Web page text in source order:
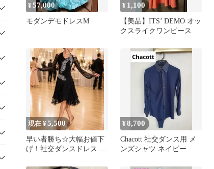
¥57,000
モダンデモドレスM
¥ 1,100
【美品】ITS’ DEMO オッ
クスライクワンピース
現在 ¥5,500
早い者勝ち☆大幅お値下
げ！社交ダンスドレス ラ
¥8,700
Chacott 社交ダンス用 メ
ンズシャツ ネイビー